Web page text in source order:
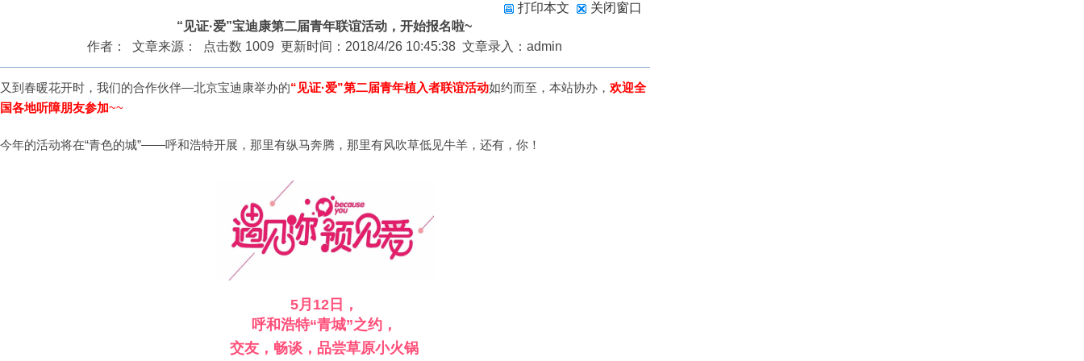
打印本文
关闭窗口
“见证·爱”宝迪康第二届青年联谊活动，开始报名啦~
作者： 文章来源： 点击数 1009 更新时间：2018/4/26 10:45:38 文章录入：admin
又到春暖花开时，我们的合作伙伴—北京宝迪康举办的“见证·爱”第二届青年植入者联谊活动如约而至，本站协办， 欢迎全
国各地听障朋友参加~~
今年的活动将在“青色的城”——呼和浩特开展，那里有纵马奔腾，那里有风吹草低见牛羊，还有，你！
5月12日，
呼和浩特“青城”之约，
交友，畅谈，品尝草原小火锅